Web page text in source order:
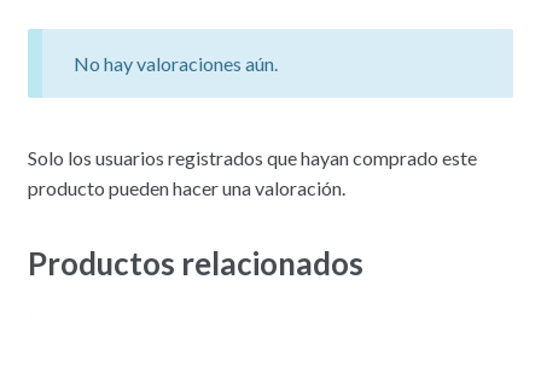
No hay valoraciones aún.
Solo los usuarios registrados que hayan comprado este
producto pueden hacer una valoración.
Productos relacionados